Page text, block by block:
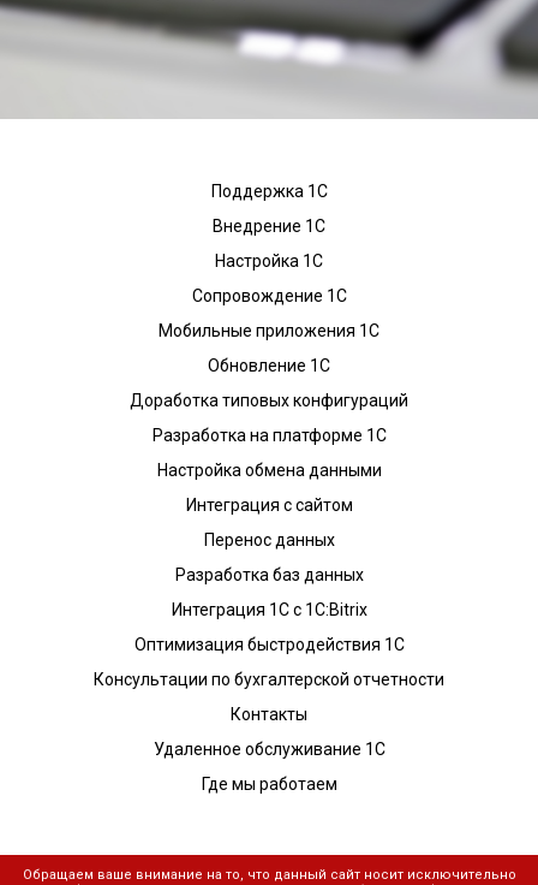
Поддержка 1С
Внедрение 1С
Настройка 1С
Сопровождение 1С
Мобильные приложения 1С
Обновление 1С
Доработка типовых конфигураций
Разработка на платформе 1С
Настройка обмена данными
Интеграция с сайтом
Перенос данных
Разработка баз данных
Интеграция 1С с 1С:Bitrix
Оптимизация быстродействия 1С
Консультации по бухгалтерской отчетности
Контакты
Удаленное обслуживание 1С
Где мы работаем
Обращаем ваше внимание на то, что данный сайт носит исключительно